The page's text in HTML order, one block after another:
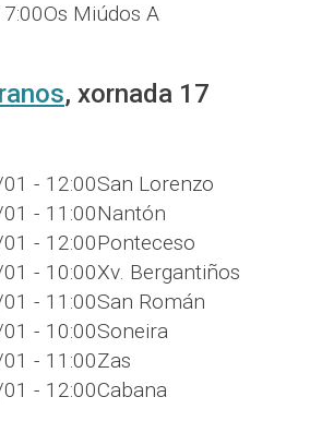
Os Miúdos A
, xornada 17
- 12:00San Lorenzo
- 11:00Nantón
- 12:00Ponteceso
- 10:00Xv. Bergantiños
- 11:00San Román
- 10:00Soneira
- 11:00Zas
- 12:00Cabana